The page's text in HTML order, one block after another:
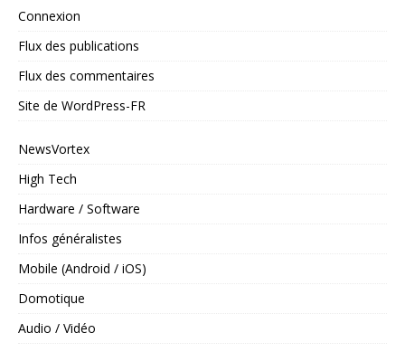
Connexion
Flux des publications
Flux des commentaires
Site de WordPress-FR
NewsVortex
High Tech
Hardware / Software
Infos généralistes
Mobile (Android / iOS)
Domotique
Audio / Vidéo